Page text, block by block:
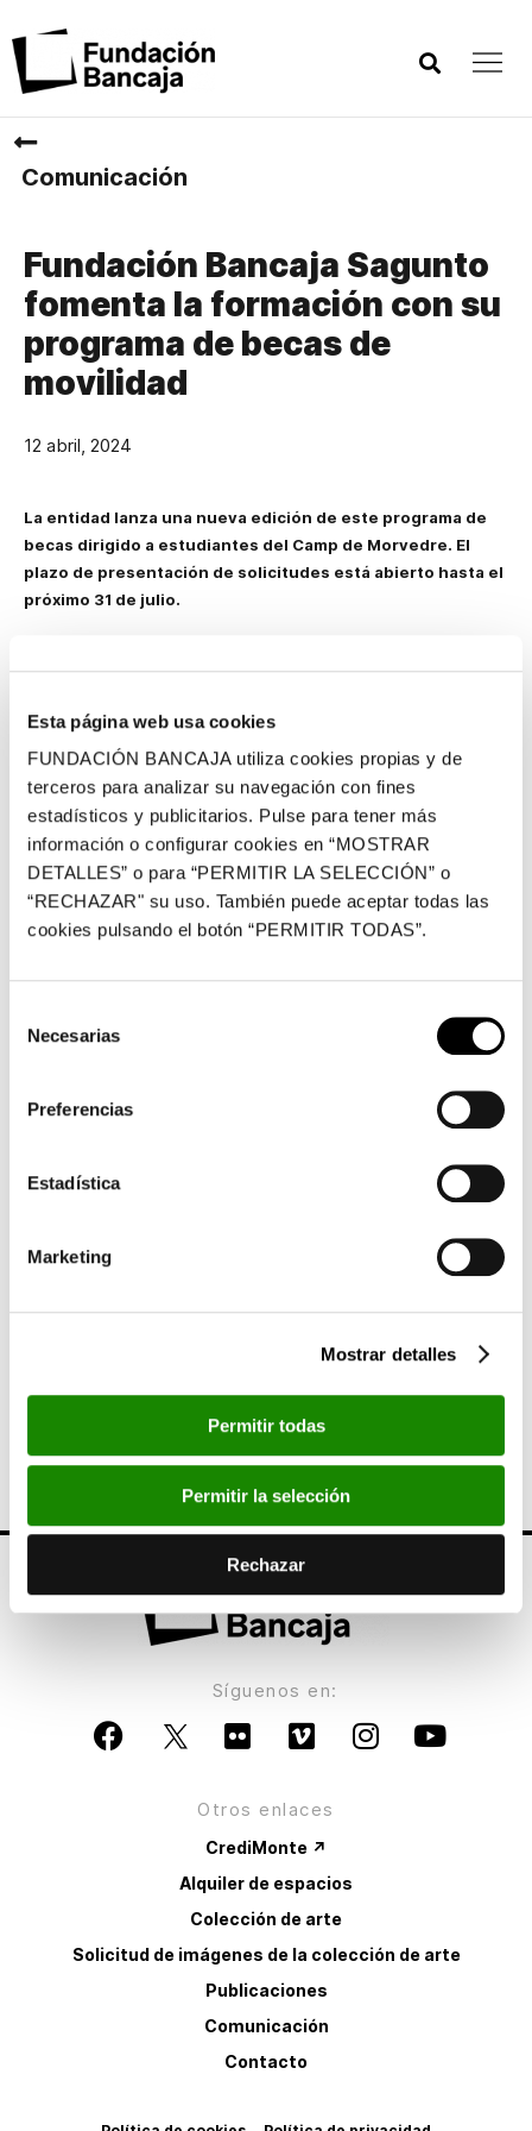
Esta página web usa cookies
FUNDACIÓN BANCAJA utiliza cookies propias y de
terceros para analizar su navegación con fines
estadísticos y publicitarios. Pulse para tener más
información o configurar cookies en “MOSTRAR
DETALLES” o para “PERMITIR LA SELECCIÓN” o
“RECHAZAR" su uso. También puede aceptar todas las
cookies pulsando el botón “PERMITIR TODAS”.
Necesarias
Preferencias
Estadística
Marketing
Mostrar detalles
Permitir todas
Permitir la selección
Rechazar
Comunicación
Fundación Bancaja Sagunto
fomenta la formación con su
programa de becas de
movilidad
12 abril, 2024
La entidad lanza una nueva edición de este programa de
becas dirigido a estudiantes del Camp de Morvedre. El
plazo de presentación de solicitudes está abierto hasta el
próximo 31 de julio.
lanzado una nueva edición de sus programas Becas de
abierta y se pueden presentar solicitudes hasta el próximo 31
de julio.
El programa Becas de Movilidad 2024 convoca tres becas para
estancias en centros nacionales y/o extranjeros, con una
dotación de 1.000 euros cada una. La convocatoria está dirigida
a graduados, licenciados, diplomados y estudiantes residentes
en la comarca del Camp de Morvedre que pretenden completar,
ampliar y actualizar su formación en cualquier campo de
formación a los estudiantes Paula Mor Llombart, Marta Suárez
La información y bases completas pueden consultarse en la
Fundación Bancaja presenta la exposición El
grupo a la renovación del arte español en el
siglo XX
CaixaBank y Fundación Bancaja convocan
Valenciana
Síguenos en:
Otros enlaces
CrediMonte ↗
Alquiler de espacios
Colección de arte
Solicitud de imágenes de la colección de arte
Publicaciones
Comunicación
Contacto